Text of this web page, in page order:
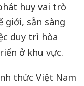
huy vai trò
giới, sẵn sàng
duy trì hòa
ở khu vực.
thức Việt Nam